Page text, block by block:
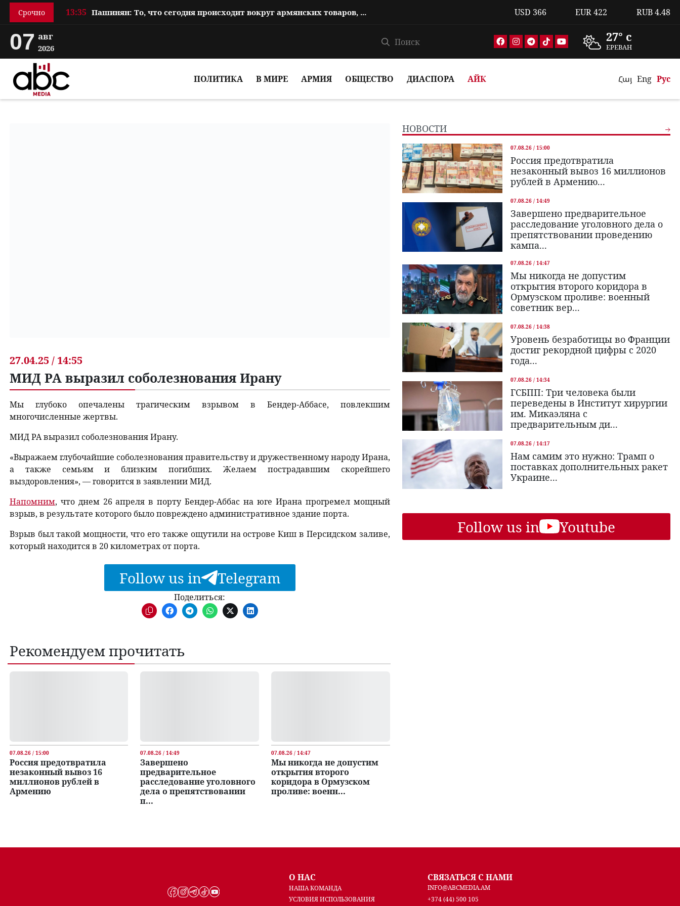
Срочно 13:35 Пашинян: То, что сегодня происходит вокруг армянских товаров, является п... USD 366 EUR422 RUB4.48
07 авг
2026
27° c
ЕРЕВАН
ПОЛИТИКА В МИРЕ АРМИЯ ОБЩЕСТВО ДИАСПОРА АЙК Հայ Eng Рус
27.04.25 / 14:55
МИД РА выразил соболезнования Ирану
Мы глубоко опечалены трагическим взрывом в Бендер-Аббасе, повлекшим
многочисленные жертвы.
МИД РА выразил соболезнования Ирану.
«Выражаем глубочайшие соболезнования правительству и дружественному народу Ирана,
а также семьям и близким погибших. Желаем пострадавшим скорейшего
выздоровления», — говорится в заявлении МИД.
Напомним, что днем ​​26 апреля в порту Бендер-Аббас на юге Ирана прогремел мощный
взрыв, в результате которого было повреждено административное здание порта.
Взрыв был такой мощности, что его также ощутили на острове Киш в Персидском заливе,
который находится в 20 километрах от порта.
Follow us in Telegram
Поделиться:
Рекомендуем прочитать
07.08.26 / 15:00
Россия предотвратила
незаконный вывоз 16
миллионов рублей в
Армению
07.08.26 / 14:49
Завершено
предварительное
расследование уголовного
дела о препятствовании
п...
07.08.26 / 14:47
Мы никогда не допустим
открытия второго
коридора в Ормузском
проливе: военн...
НОВОСТИ
07.08.26 / 15:00
Россия предотвратила
незаконный вывоз 16 миллионов
рублей в Армению...
07.08.26 / 14:49
Завершено предварительное
расследование уголовного дела о
препятствовании проведению
кампа...
07.08.26 / 14:47
Мы никогда не допустим
открытия второго коридора в
Ормузском проливе: военный
советник вер...
07.08.26 / 14:38
Уровень безработицы во Франции
достиг рекордной цифры с 2020
года...
07.08.26 / 14:34
ГСБПП: Три человека были
переведены в Институт хирургии
им. Микаэляна с
предварительным ди...
07.08.26 / 14:17
Нам самим это нужно: Трамп о
поставках дополнительных ракет
Украине...
Follow us in Youtube
О НАС
НАША КОМАНДА
УСЛОВИЯ ИСПОЛЬЗОВАНИЯ
СВЯЗАТЬСЯ С НАМИ
INFO@ABCMEDIA.AM
+374 (44) 500 105